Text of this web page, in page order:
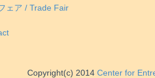
ェア / Trade Fair
Copyright(c) 2014 Center for